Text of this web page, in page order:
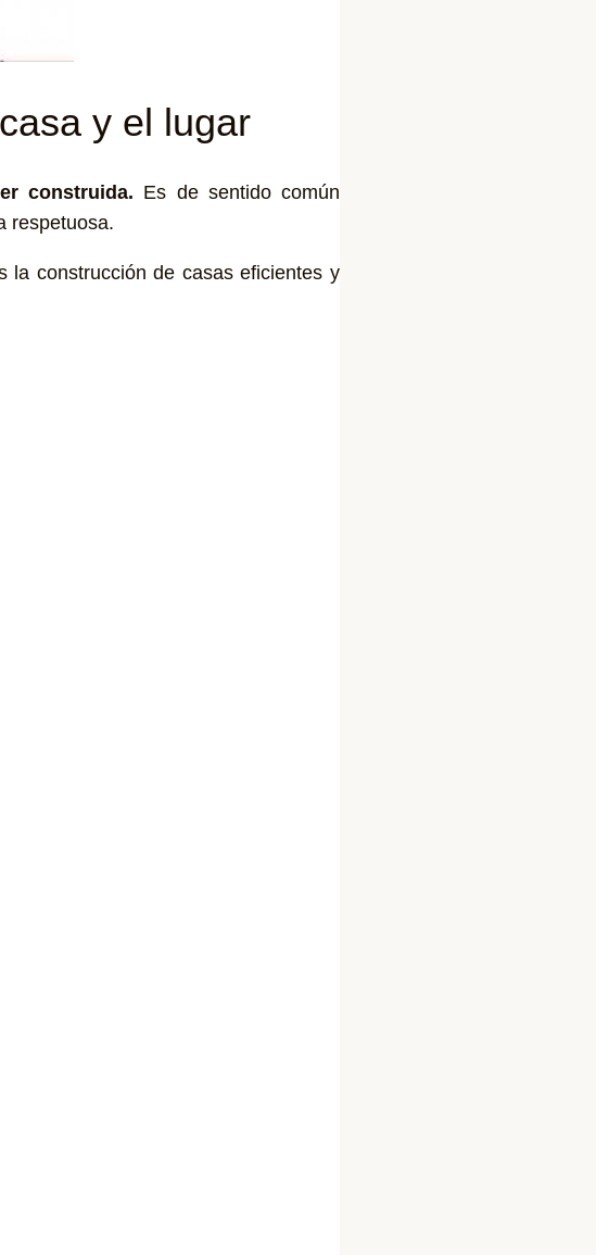
y el lugar
construida. Es de sentido común
respetuosa.
la construcción de casas eficientes y